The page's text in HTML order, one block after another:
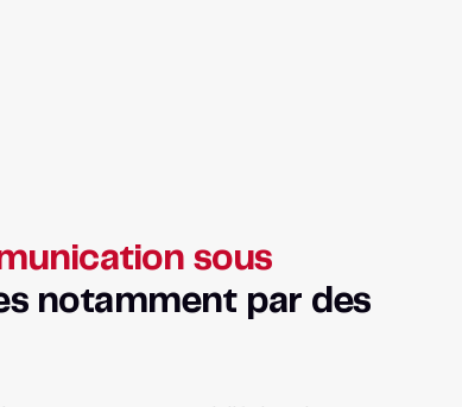
sous
notamment par des